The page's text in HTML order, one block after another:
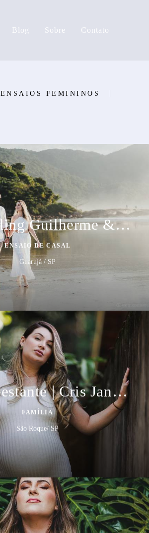
Blog Sobre Contato
ENSAIOS FEMININOS
Pré Wedding Guilherme & Katioska
ENSAIO DE CASAL
Guarujá / SP
Ensaio Gestante | Cris Janebro e Familia
FAMÍLIA
São Roque/ SP